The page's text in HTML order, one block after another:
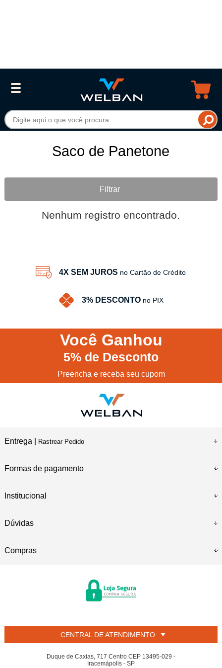
Saco de Panetone
Filtrar
Nenhum registro encontrado.
4X SEM JUROS no Cartão de Crédito
3% DESCONTO no PIX
Você Ganhou
5% de Desconto
Preencha e receba seu cupom
Entrega | Rastrear Pedido
Formas de pagamento
Institucional
Dúvidas
Compras
CENTRAL DE ATENDIMENTO
Duque de Caxias, 717 Centro CEP 13495-029 -
Iracemápolis - SP